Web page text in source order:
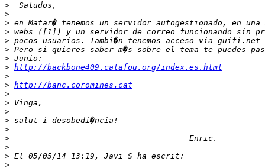
>
>
>
>
>
>
>
> http://backbone409.calafou.org/index.es.html
>
> http://banc.coromines.cat
>
>
>
>
>
>
>
>
>